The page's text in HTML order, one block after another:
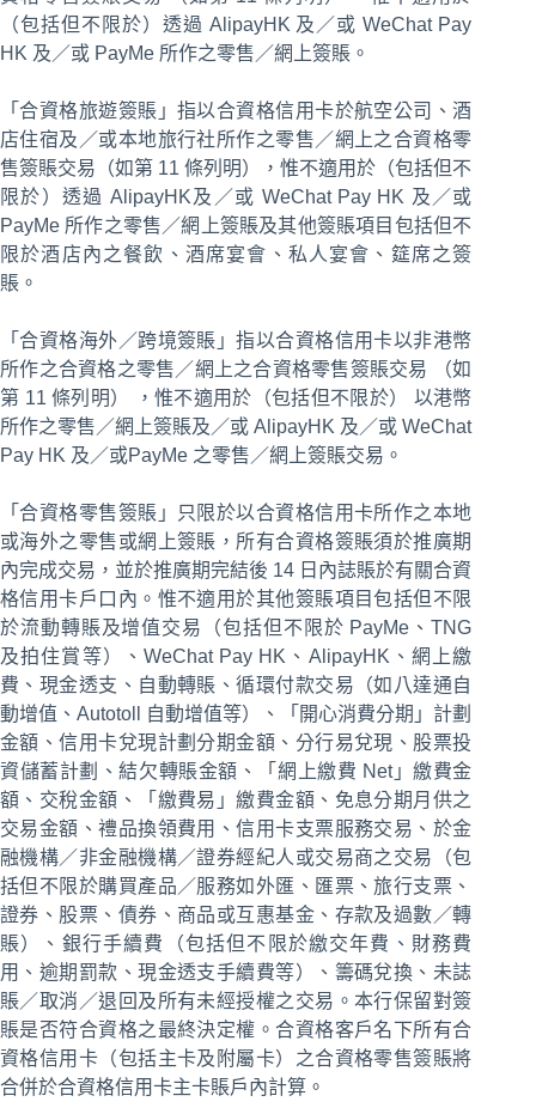
（包括但不限於）透過 AlipayHK 及／或 WeChat Pay
HK 及／或 PayMe 所作之零售／網上簽賬。
「合資格旅遊簽賬」指以合資格信用卡於航空公司、酒
店住宿及／或本地旅行社所作之零售／網上之合資格零
售簽賬交易（如第 11 條列明），惟不適用於（包括但不
限於）透過 AlipayHK及／或 WeChat Pay HK 及／或
PayMe 所作之零售／網上簽賬及其他簽賬項目包括但不
限於酒店內之餐飲、酒席宴會、私人宴會、筵席之簽
賬。
「合資格海外／跨境簽賬」指以合資格信用卡以非港幣
所作之合資格之零售／網上之合資格零售簽賬交易 （如
第 11 條列明） ，惟不適用於（包括但不限於） 以港幣
所作之零售／網上簽賬及／或 AlipayHK 及／或 WeChat
Pay HK 及／或PayMe 之零售／網上簽賬交易。
「合資格零售簽賬」只限於以合資格信用卡所作之本地
或海外之零售或網上簽賬，所有合資格簽賬須於推廣期
內完成交易，並於推廣期完結後 14 日內誌賬於有關合資
格信用卡戶口內。惟不適用於其他簽賬項目包括但不限
於流動轉賬及增值交易（包括但不限於 PayMe、TNG
及拍住賞等）、WeChat Pay HK、AlipayHK、網上繳
費、現金透支、自動轉賬、循環付款交易（如八達通自
動增值、Autotoll 自動增值等）、「開心消費分期」計劃
金額、信用卡兌現計劃分期金額、分行易兌現、股票投
資儲蓄計劃、結欠轉賬金額、「網上繳費 Net」繳費金
額、交稅金額、「繳費易」繳費金額、免息分期月供之
交易金額、禮品換領費用、信用卡支票服務交易、於金
融機構／非金融機構／證券經紀人或交易商之交易（包
括但不限於購買產品／服務如外匯、匯票、旅行支票、
證券、股票、債券、商品或互惠基金、存款及過數／轉
賬）、銀行手續費（包括但不限於繳交年費、財務費
用、逾期罰款、現金透支手續費等）、籌碼兌換、未誌
賬／取消／退回及所有未經授權之交易。本行保留對簽
賬是否符合資格之最終決定權。合資格客戶名下所有合
資格信用卡（包括主卡及附屬卡）之合資格零售簽賬將
合併於合資格信用卡主卡賬戶內計算。